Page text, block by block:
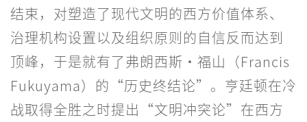
结束，对塑造了现代文明的西方价值体系、
治理机构设置以及组织原则的自信反而达到
顶峰，于是就有了弗朗西斯·福山（Francis
Fukuyama）的“历史终结论”。亨廷顿在冷
战取得全胜之时提出“文明冲突论”在西方